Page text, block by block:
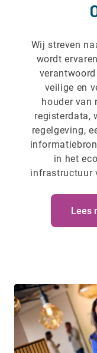
Wij streven
wordt
veilige en
houder van
registerdata,
regelgeving,
in het
infrastructuur
Lees